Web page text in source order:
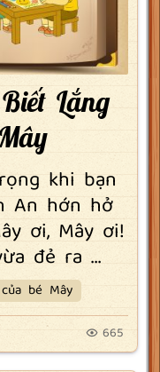
Lắng
khi bạn
An hớn hở
ơi, Mây ơi!
đẻ ra ...
bé Mây
665